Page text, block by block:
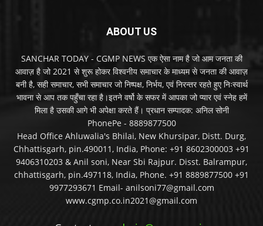
ABOUT US
SANCHAR TODAY - CGMP NEWS एक ऐसा नाम है जो आम जनता की
आवाज़ है जो 2021 से शुरू होकर विश्वनीय समाचार के माध्यम से जनता की आवाज़
बनी है, सही समाचार, सभी समाचार जो निष्पक्ष, निर्भय, एवं निरन्तर रहते हुए निःस्वार्थ
भावना से आप तक पहुँचा रहा है।इतने वर्षो के सफर में आपका जो प्यार एवं स्नेह हमें
मिला है उसकी आगे भी अपेक्षा करते हैं। प्रधान सम्पादक: अनिल सोनी
PhonePe - 8889877500
Head Office Ahluwalia's Bhilai, New Khursipar, Distt. Durg,
Chhattisgarh, pin.490011, India, Phone: +91 8602300003 +91
9406310203 & Anil soni, Near Sbi Rajpur. Disst. Balrampur,
chhattisgarh, pin.497118, India, Phone. +91 8889877500 +91
9977293671 Email- anilsoni77@gmail.com
www.cgmp.co.in2021@gmail.com